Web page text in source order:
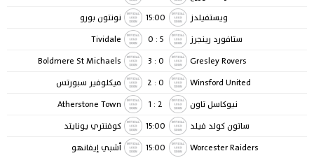
ويستفيلدز
15:00
نونتون بورو
ستافورد رينجرز
5
:
0
Tividale
Gresley Rovers
0
:
3
Boldmere St Michaels
Winsford United
0
:
2
ميكلوفير سبورتس
نيوكاسل تاون
2
:
1
Atherstone Town
ساتون كولد فيلد
15:00
كوفنتري يونايتد
Worcester Raiders
15:00
أشبي إيفانهو